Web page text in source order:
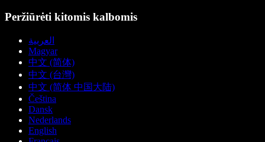
Peržiūrėti kitomis kalbomis
العربية
Magyar
中文 (简体)
中文 (台灣)
中文 (简体 中国大陆)
Čeština
Dansk
Nederlands
English